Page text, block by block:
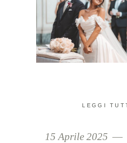
LEGGI
15 Aprile 2025